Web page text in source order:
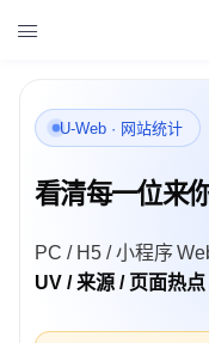

U-Web · 网站统计
看清每一位来
PC / H5 / 小程序
UV / 来源 / 页面热